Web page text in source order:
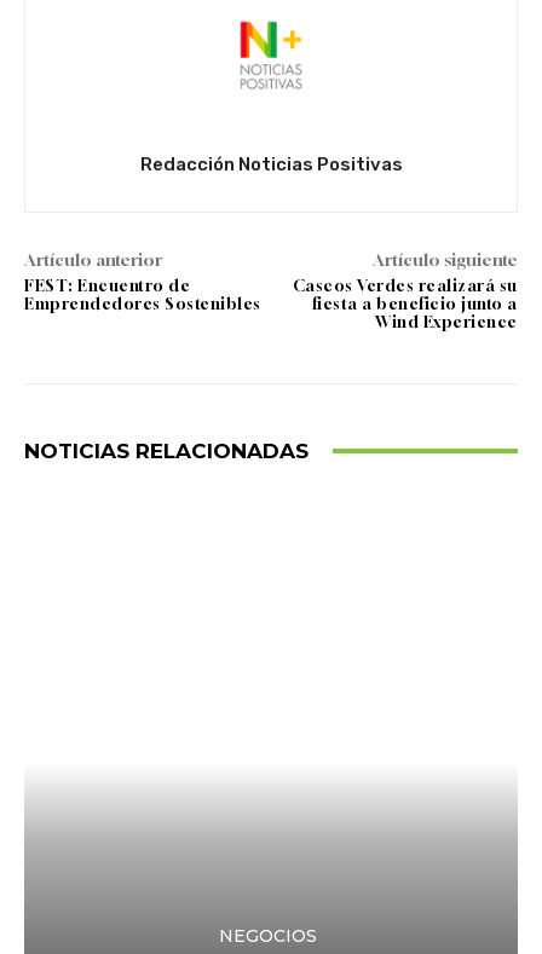
Redacción Noticias Positivas
Artículo anterior
FEST: Encuentro de
Emprendedores Sostenibles
Artículo siguiente
Cascos Verdes realizará su
fiesta a beneficio junto a
Wind Experience
NOTICIAS RELACIONADAS
NEGOCIOS